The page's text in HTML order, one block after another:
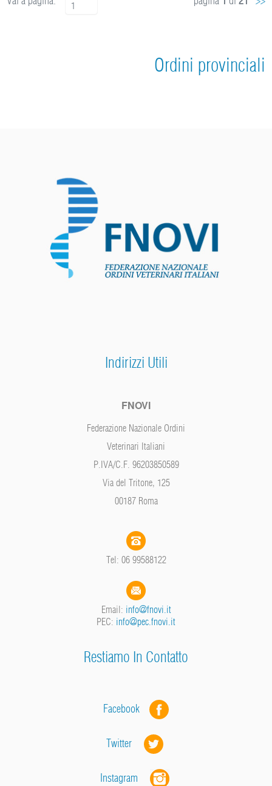
1
Ordini provinciali
Indirizzi Utili
FNOVI
Federazione Nazionale Ordini
Veterinari Italiani
P.IVA/C.F. 96203850589
Via del Tritone, 125
00187 Roma
Tel: 06 99588122
Email: info@fnovi.it
PEC: info@pec.fnovi.it
Restiamo In Contatto
Facebook
Twitter
Instagram